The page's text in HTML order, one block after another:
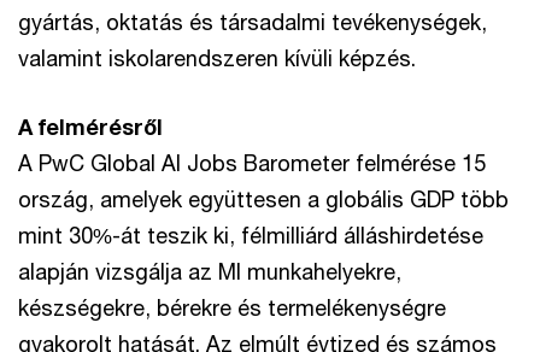
gyártás, oktatás és társadalmi tevékenységek,
valamint iskolarendszeren kívüli képzés.
A felmérésről
A PwC Global AI Jobs Barometer felmérése 15
ország, amelyek együttesen a globális GDP több
mint 30%-át teszik ki, félmilliárd álláshirdetése
alapján vizsgálja az MI munkahelyekre,
készségekre, bérekre és termelékenységre
gyakorolt hatását. Az elmúlt évtized és számos